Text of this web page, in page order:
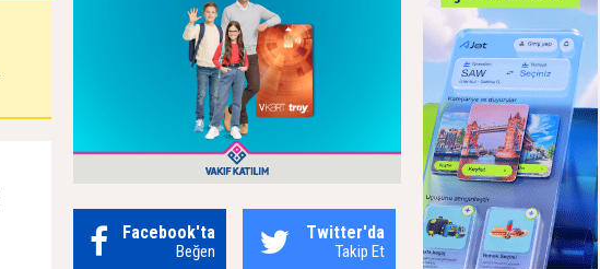
Facebook'ta
Beğen
Twitter'da
Takip Et